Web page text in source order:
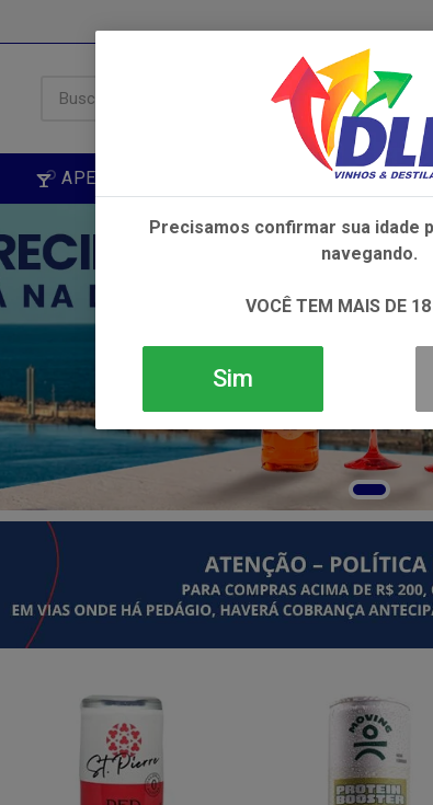
APERITIVOS NÃO ALCOÓLICOS
Precisamos confirmar sua idade
navegando.
VOCÊ TEM MAIS DE
Sim